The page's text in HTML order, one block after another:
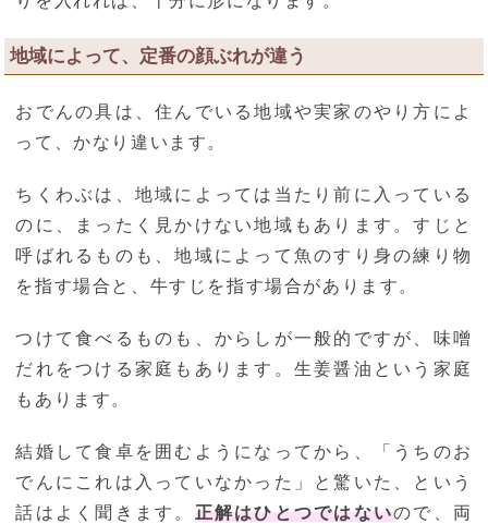
地域によって、定番の顔ぶれが違う
おでんの具は、住んでいる地域や実家のやり方によ
って、かなり違います。
ちくわぶは、地域によっては当たり前に入っている
のに、まったく見かけない地域もあります。すじと
呼ばれるものも、地域によって魚のすり身の練り物
を指す場合と、牛すじを指す場合があります。
つけて食べるものも、からしが一般的ですが、味噌
だれをつける家庭もあります。生姜醤油という家庭
もあります。
結婚して食卓を囲むようになってから、「うちのお
でんにこれは入っていなかった」と驚いた、という
話はよく聞きます。 正解はひとつではないので、両